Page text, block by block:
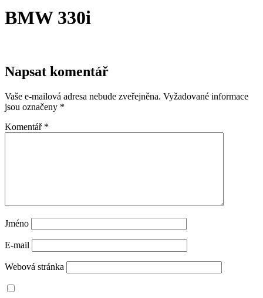
BMW 330i
Napsat komentář
Vaše e-mailová adresa nebude zveřejněna. Vyžadované informace
jsou označeny *
Komentář *
Jméno
E-mail
Webová stránka